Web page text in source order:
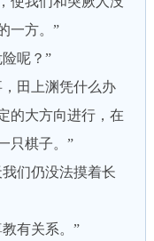
一方。”
呢？”
田上渊凭什么办
的大方向进行，在
只棋子。”
们仍没法摸着长
有关系。”